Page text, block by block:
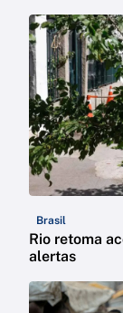
Brasil
Rio retoma
alertas